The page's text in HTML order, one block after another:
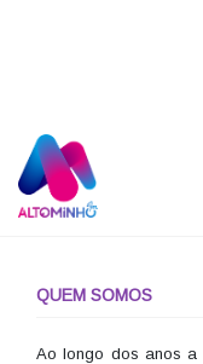
QUEM SOMOS
Ao longo dos anos a